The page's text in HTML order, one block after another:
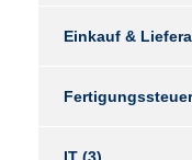
Einkauf &